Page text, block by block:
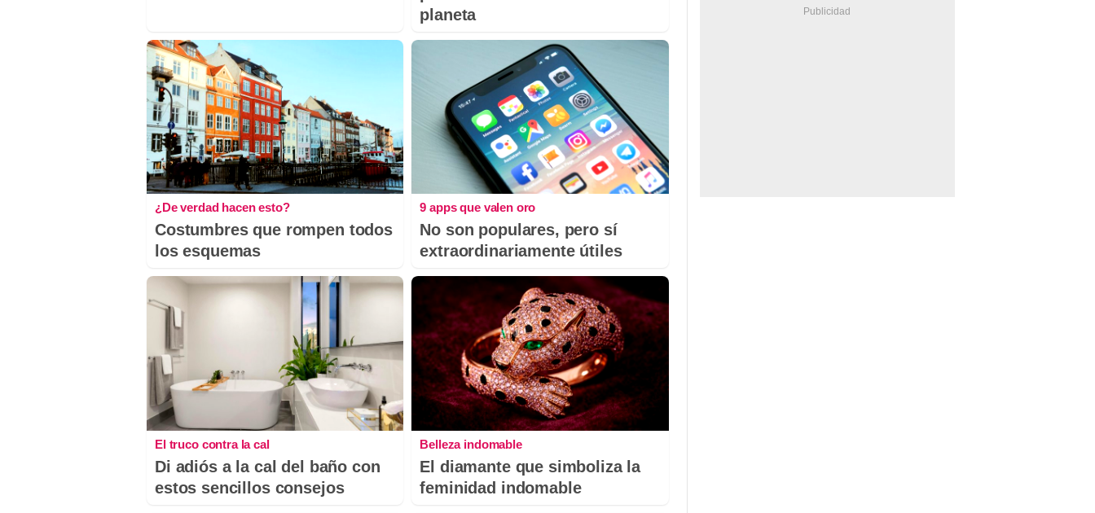
planeta
¿De verdad hacen esto?
Costumbres que rompen todos
los esquemas
9 apps que valen oro
No son populares, pero sí
extraordinariamente útiles
El truco contra la cal
Di adiós a la cal del baño con
estos sencillos consejos
Belleza indomable
El diamante que simboliza la
feminidad indomable